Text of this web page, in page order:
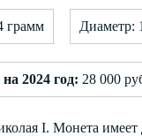
грамм Диаметр:
2024 год: 28 000
I. Монета имеет